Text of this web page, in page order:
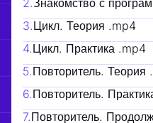
3.Цикл. Теория .mp4
4.Цикл. Практика .mp4
5.Повторитель. Теория .
6.Повторитель.
7.Повторитель.